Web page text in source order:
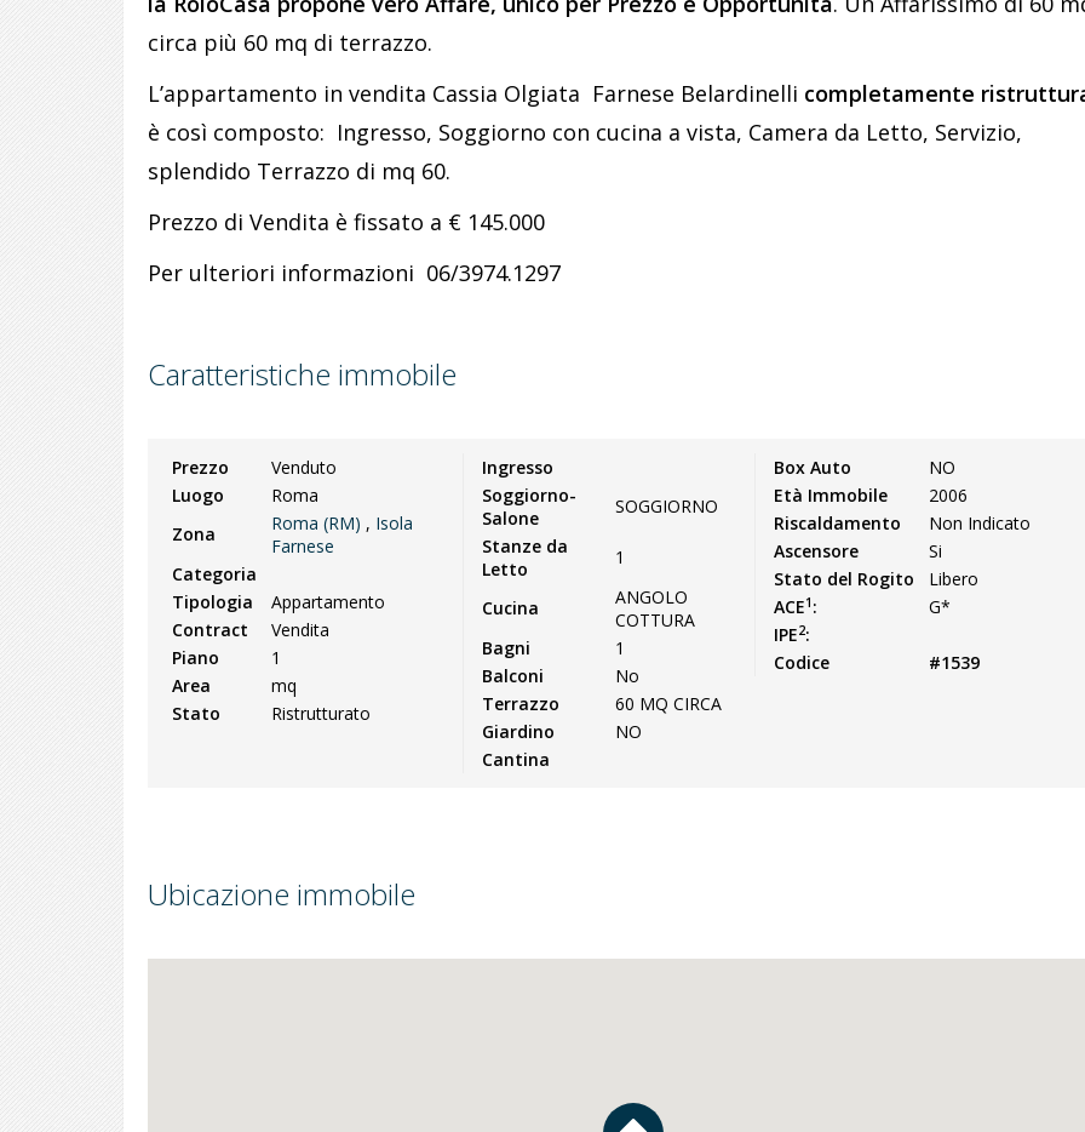
circa più 60 mq di terrazzo.
L’appartamento in vendita Cassia Olgiata Farnese Belardinelli completamente
è così composto: Ingresso, Soggiorno con cucina a vista, Camera da Letto, Servizio,
splendido Terrazzo di mq 60.
Prezzo di Vendita è fissato a € 145.000
Per ulteriori informazioni 06/3974.1297
Caratteristiche immobile
Prezzo
Venduto
Luogo
Roma
Zona
Roma (RM) , Isola
Farnese
Categoria
Tipologia
Appartamento
Contract
Vendita
Piano
1
Area
mq
Stato
Ristrutturato
Ingresso
Soggiorno-
Salone
SOGGIORNO
Stanze da
Letto
1
Cucina
ANGOLO
COTTURA
Bagni
1
Balconi
No
Terrazzo
60 MQ CIRCA
Giardino
NO
Cantina
Box Auto
NO
Età Immobile
2006
Riscaldamento
Non Indicato
Ascensore
Si
Stato del Rogito
Libero
ACE1 :
G*
IPE2:
Codice
#1539
Ubicazione immobile